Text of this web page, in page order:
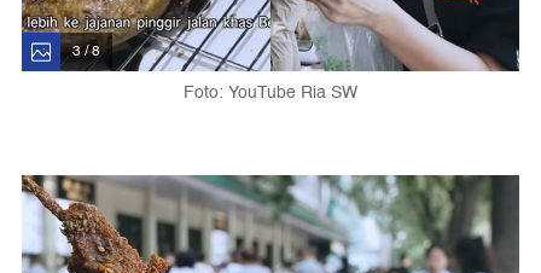
3 / 8
Foto: YouTube Ria SW